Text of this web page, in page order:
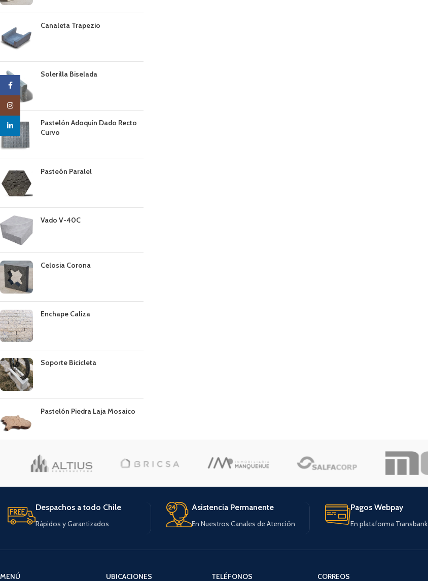
Canaleta Trapezio
Solerilla Biselada
Pastelón Adoquin Dado Recto
Curvo
Pasteón Paralel
Vado V-40C
Celosia Corona
Enchape Caliza
Soporte Bicicleta
Pastelón Piedra Laja Mosaico
Despachos a todo Chile
Rápidos y Garantizados
Asistencia Permanente
En Nuestros Canales de Atención
Pagos Webpay
En plataforma Transbank
MENÚ UBICACIONES TELÉFONOS CORREOS
Facebook
Instagram
linkedin